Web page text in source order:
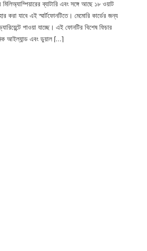
ব্যাটারি এবং সঙ্গে আছে ১৮ ওয়াট
করা যাবে এই স্মার্টফোনটিতে। মেমোরি কার্ডের জন্য
পাওয়া যাচ্ছে। এই ফোনটির বিশেষ ফিচার
আইল্যান্ড এবং ডুয়াল […]